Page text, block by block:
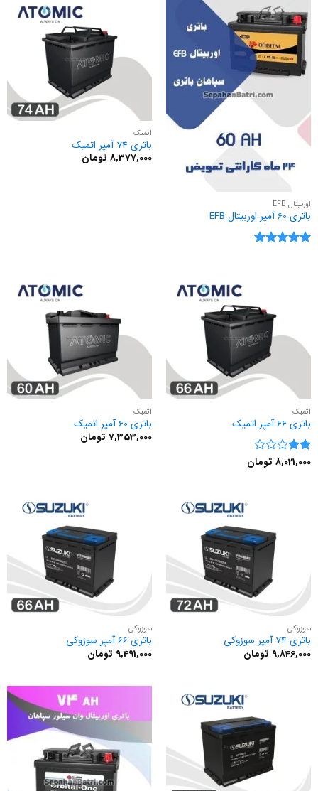
اوربیتال EFB
باتری 60 آمپر اوربیتال EFB
اتمیک
باتری 74 آمپر اتمیک
8,377,000 تومان
اتمیک
باتری 66 آمپر اتمیک
نمره
8,021,000 تومان
اتمیک
باتری 60 آمپر اتمیک
7,353,000 تومان
سوزوکی
باتری 74 آمپر سوزوکی
9,846,000 تومان
سوزوکی
باتری 66 آمپر سوزوکی
9,491,000 تومان